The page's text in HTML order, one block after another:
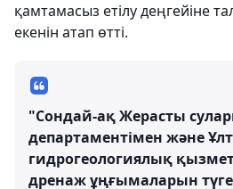
қамтамасыз етілу деңгейіне
екенін атап өтті.
"Сондай-ақ Жерасты
департаментімен және
гидрогеологиялық
дренаж ұңғымаларын